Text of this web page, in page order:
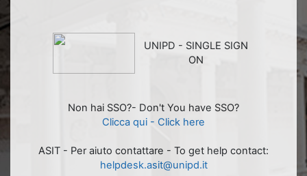
UNIPD - SINGLE SIGN
ON
Non hai SSO?- Don't You have SSO?
Clicca qui - Click here
ASIT - Per aiuto contattare - To get help contact:
helpdesk.asit@unipd.it